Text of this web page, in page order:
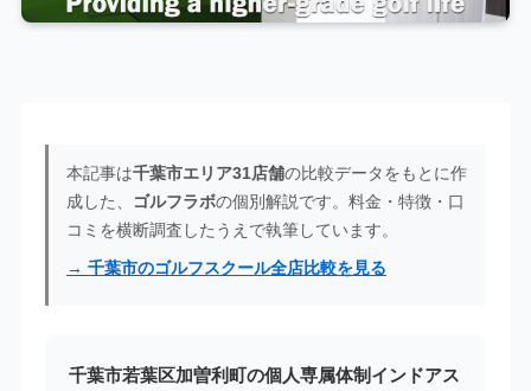
本記事は千葉市エリア31店舗の比較データをもとに作
成した、
ゴルフラボの個別解説です。料金・特徴・口
コミを横断調査したうえで執筆しています。
→ 千葉市のゴルフスクール全店比較を見る
千葉市若葉区加曽利町の個人専属体制インドアス